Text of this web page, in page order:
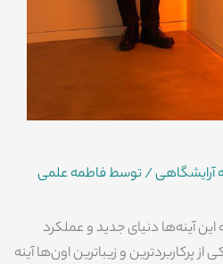
آرایشگاهی/ توسطفاطمه علمی
آینه‌ها دنیای جدید و عملکرد
پرکاربردترین و زیباترین اون‌ها آینه